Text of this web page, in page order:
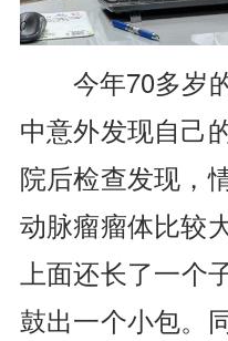
今年70多岁
中意外发现自己
院后检查发现，
动脉瘤瘤体比较
上面还长了一个
鼓出一个小包。